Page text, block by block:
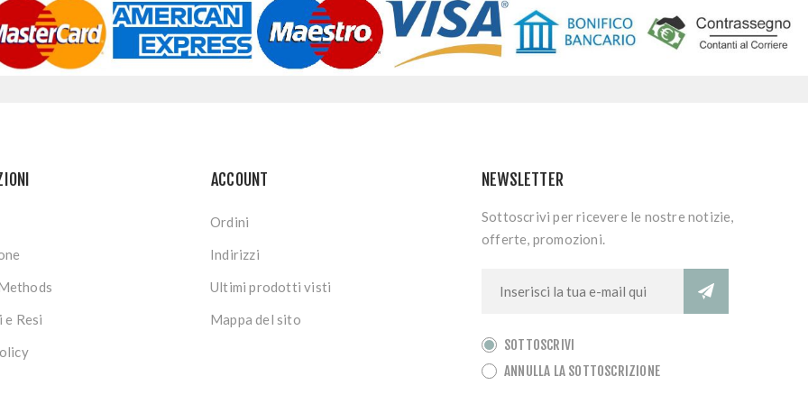
e Resi
ACCOUNT
Ordini
Indirizzi
Ultimi prodotti visti
Mappa del sito
NEWSLETTER
Sottoscrivi per ricevere le nostre notizie,
offerte, promozioni.
SOTTOSCRIVI
ANNULLA LA SOTTOSCRIZIONE